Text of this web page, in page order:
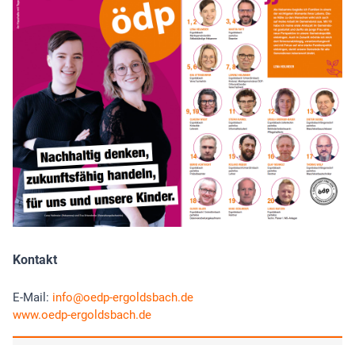
Kontakt
E-Mail: info
oedp-ergoldsbach.de
www.oedp-ergoldsbach.de